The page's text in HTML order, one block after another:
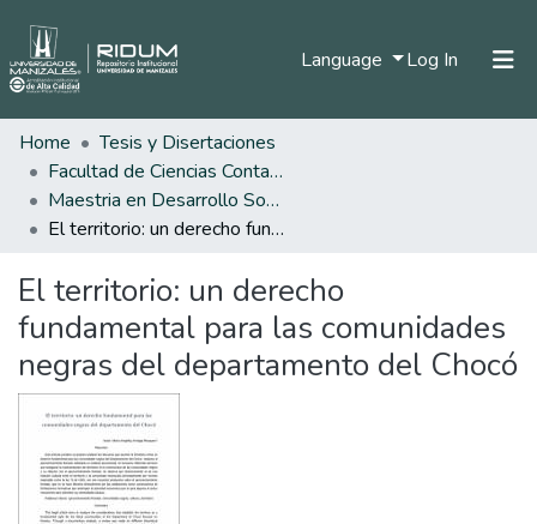
Language Log In (current)
Home
Tesis y Disertaciones
Facultad de Ciencias Contables Económicas y Administrativas
Maestria en Desarrollo Sostenible y Medio Ambiente
El territorio: un derecho fundamental para las comunidades negras del departamento del Chocó
El territorio: un derecho
fundamental para las comunidades
negras del departamento del Chocó